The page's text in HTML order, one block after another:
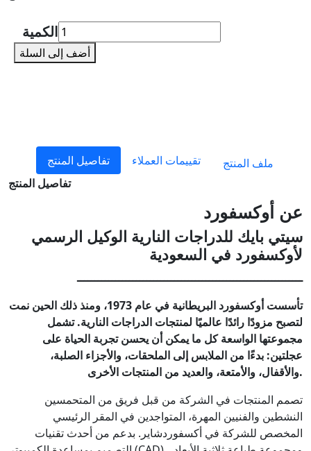
الكمية
أضف إلى السلة
تفاصيل المنتج تقييمات العملاء
ملف المنتج
تفاصيل المنتج
عن أوكسفورد
سيتي بايك للدراجات النارية الوكيل الرسمي
لأوكسفورد في السعودية
ـــــــــــــــــــــــــــــــــــــــــــــــــــــــــــــــــ
تأسست أوكسفورد البريطانية في عام 1973، ومنذ ذلك الحين نمت
لتصبح مزودًا رائدًا عالميًا لمنتجات الدراجات النارية. تشمل
مجموعتها الواسعة كل ما يمكن أن يحسن تجربة الحياة على
عجلتين: بدءًا من الملابس إلى الملحقات، والأجزاء الصلبة،
والأقفال، والأمتعة، والعديد من المنتجات الأخرى.
تصمم المنتجات في الشركة من قبل فريق من المتحمسين
النشطين والفنيين المهرة، المتواجدين في المقر الرئيسي
المخصص للشركة في أكسفوردشاير. بدعم من أحدث تقنيات